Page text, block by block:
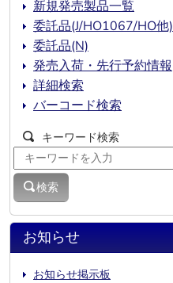
お知らせ
お知らせ掲示板
新規発売製品一覧
委託品(J/HO1067/HO他)
委託品(N)
発売入荷・先行予約情報
詳細検索
バーコード検索
キーワード検索
検索